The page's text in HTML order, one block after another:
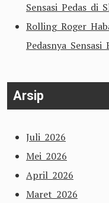
Sensasi Pedas di
Rolling Roger
Pedasnya Sensasi
Arsip
Juli 2026
Mei 2026
April 2026
Maret 2026